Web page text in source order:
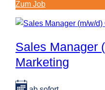
Zum Job:
Creator
Sales Manager
Marketing